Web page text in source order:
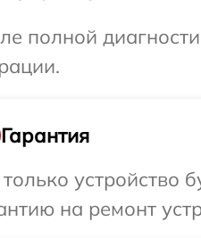
полной
Гарантия
устройство
на ремонт